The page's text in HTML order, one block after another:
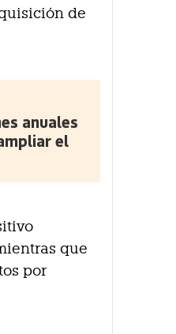
de
anuales
el
que
por